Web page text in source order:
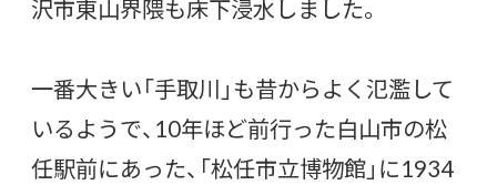
沢市東山界隈も床下浸水しました。
一番大きい「手取川」も昔からよく氾濫して
いるようで、10年ほど前行った白山市の松
任駅前にあった、「松任市立博物館」に1934